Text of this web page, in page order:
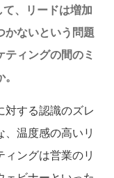
、リードは増加
かないという問題
ィングの間のミ
する認識のズレ
温度感の高いリ
ングは営業のリ